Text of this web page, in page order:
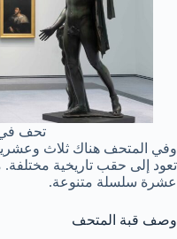
تحف
وفي المتحف هناك ثلاث
تعود إلى حقب تاريخية مختلفة.
عشرة سلسلة متنوعة.
وصف قبة المتحف